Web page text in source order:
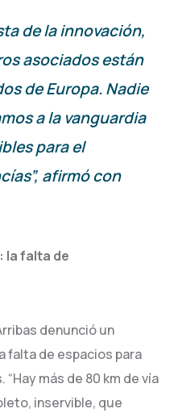
de la innovación,
asociados están
de Europa. Nadie
a la vanguardia
para el
afirmó con
la falta de
denunció un
falta de espacios para
más de 80 km de vía
inservible, que